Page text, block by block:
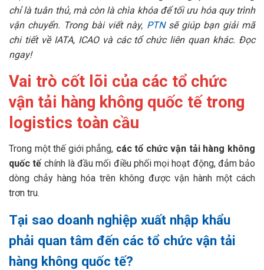
chỉ là tuân thủ, mà còn là chìa khóa để tối ưu hóa quy trình
vận chuyển. Trong bài viết này, PTNsẽ giúp bạn giải mã
chi tiết về IATA, ICAO và các tổ chức liên quan khác. Đọc
ngay!
Vai trò cốt lõi của các tổ chức
vận tải hàng không quốc tế trong
logistics toàn cầu
Trong một thế giới phẳng, các tổ chức vận tải hàng không
quốc tếchính là đầu mối điều phối mọi hoạt động, đảm bảo
dòng chảy hàng hóa trên không được vận hành một cách
trơn tru.
Tại sao doanh nghiệp xuất nhập khẩu
phải quan tâm đến các tổ chức vận tải
hàng không quốc tế?